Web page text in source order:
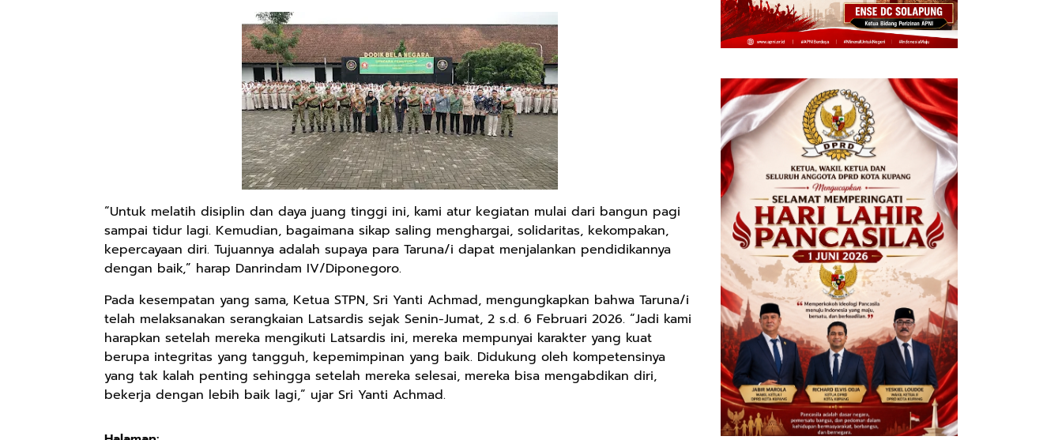
“Untuk melatih disiplin dan daya juang tinggi ini, kami atur kegiatan mulai dari bangun pagi
sampai tidur lagi. Kemudian, bagaimana sikap saling menghargai, solidaritas, kekompakan,
kepercayaan diri. Tujuannya adalah supaya para Taruna/i dapat menjalankan pendidikannya
dengan baik,” harap Danrindam IV/Diponegoro.
Pada kesempatan yang sama, Ketua STPN, Sri Yanti Achmad, mengungkapkan bahwa Taruna/i
telah melaksanakan serangkaian Latsardis sejak Senin-Jumat, 2 s.d. 6 Februari 2026. “Jadi kami
harapkan setelah mereka mengikuti Latsardis ini, mereka mempunyai karakter yang kuat
berupa integritas yang tangguh, kepemimpinan yang baik. Didukung oleh kompetensinya
yang tak kalah penting sehingga setelah mereka selesai, mereka bisa mengabdikan diri,
bekerja dengan lebih baik lagi,” ujar Sri Yanti Achmad.